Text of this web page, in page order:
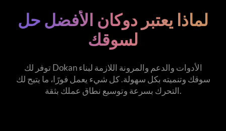
لماذا يعتبر دوكان الأفضلحل
لسوقك
توفر لك Dokan الأدوات والدعم والمرونة اللازمة لبناء
سوقك وتنميته بكل سهولة. كل شيء يعمل فورًا، ما يتيح لك
التحرك بسرعة وتوسيع نطاق عملك بثقة.